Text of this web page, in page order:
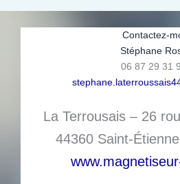
Contactez-
Stéphane
06 87 29 31
La Terrousais – 26
44360 Saint-